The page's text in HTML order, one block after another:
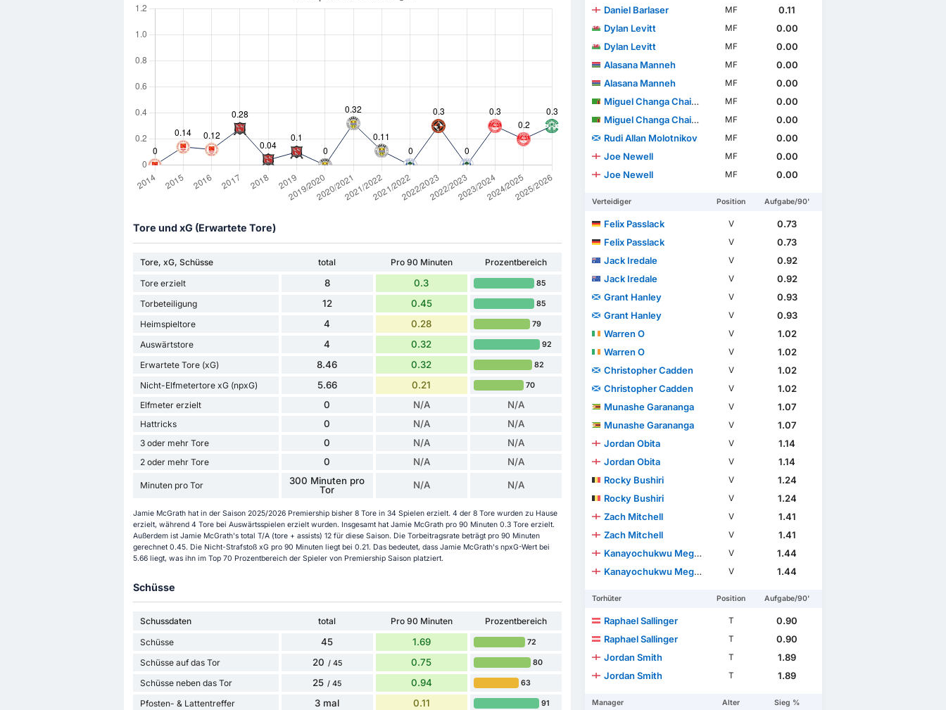
Tore und xG (Erwartete Tore)
Tore, xG, Schüsse total Pro 90 Minuten
Prozentbereich
Tore erzielt
8 0.3 85
Torbeteiligung 12 0.45 85
Heimspieltore 4 0.28 79
Auswärtstore 4 0.32 92
Erwartete Tore (xG) 8.46 0.32 82
Nicht-Elfmetertore xG (npxG) 5.66 0.21 70
Elfmeter erzielt 0 N/A N/A
Hattricks 0 N/A N/A
3 oder mehr Tore 0 N/A N/A
2 oder mehr Tore 0 N/A N/A
Minuten pro Tor
300 Minuten pro
Tor
N/A N/A
Jamie McGrath hat in der Saison 2025/2026 Premiership bisher 8 Tore in 34 Spielen erzielt. 4 der 8 Tore wurden zu Hause
erzielt, während 4 Tore bei Auswärtsspielen erzielt wurden. Insgesamt hat Jamie McGrath pro 90 Minuten 0.3 Tore erzielt.
Außerdem ist Jamie McGrath's total T/A (tore + assists) 12 für diese Saison. Die Torbeitragsrate beträgt pro 90 Minuten
gerechnet 0.45. Die Nicht-Strafstoß xG pro 90 Minuten liegt bei 0.21. Das bedeutet, dass Jamie McGrath's npxG-Wert bei
5.66 liegt, was ihn im Top 70 Prozentbereich der Spieler von Premiership Saison platziert.
Schüsse
Schussdaten total Pro 90 Minuten
Prozentbereich
Schüsse
45 1.69 72
Schüsse auf das Tor 20 / 45 0.75 80
Schüsse neben das Tor 25 / 45 0.94 63
Pfosten- & Lattentreffer 3 mal 0.11 91
Daniel Barlaser
MF
0.11
Dylan Levitt
MF
0.00
Dylan Levitt
MF
0.00
Alasana Manneh
MF
0.00
Alasana Manneh
MF
0.00
Miguel Changa Chaiwa
MF
0.00
Miguel Changa Chaiwa
MF
0.00
Rudi Allan Molotnikov
MF
0.00
Joe Newell
MF
0.00
Joe Newell
MF 0.00
Verteidiger Position Aufgabe/90'
Felix Passlack V
0.73
Felix Passlack
V
0.73
Jack Iredale
V
0.92
Jack Iredale
V
0.92
Grant Hanley
V
0.93
Grant Hanley
V
0.93
Warren O
V
1.02
Warren O
V
1.02
Christopher Cadden
V
1.02
Christopher Cadden
V
1.02
Munashe Garananga
V
1.07
Munashe Garananga
V
1.07
Jordan Obita
V
1.14
Jordan Obita
V
1.14
Rocky Bushiri
V
1.24
Rocky Bushiri
V
1.24
Zach Mitchell
V
1.41
Zach Mitchell
V
1.41
Kanayochukwu Megwa
V
1.44
Kanayochukwu Megwa
V 1.44
Torhüter Position Aufgabe/90'
Raphael Sallinger T
0.90
Raphael Sallinger
T
0.90
Jordan Smith
T
1.89
Jordan Smith
T 1.89
Manager Alter Sieg %